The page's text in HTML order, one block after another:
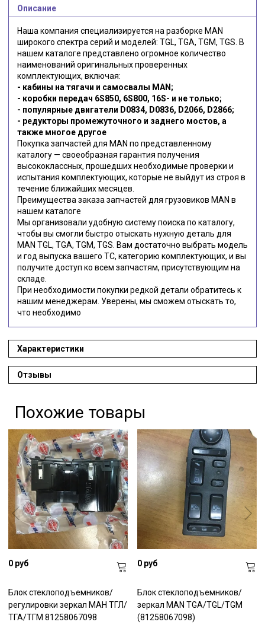
Описание
Наша компания специализируется на разборке MAN
широкого спектра серий и моделей: TGL, TGA, TGM, TGS. В
нашем каталоге представлено огромное количество
наименований оригинальных проверенных
комплектующих, включая:
- кабины на тягачи и самосвалы MAN;
- коробки передач 6S850, 6S800, 16S- и не только;
- популярные двигатели D0834, D0836, D2066, D2866;
- редукторы промежуточного и заднего мостов, а
также многое другое
Покупка запчастей для MAN по представленному
каталогу — своеобразная гарантия получения
высококлассных, прошедших необходимые проверки и
испытания комплектующих, которые не выйдут из строя в
течение ближайших месяцев.
Преимущества заказа запчастей для грузовиков MAN в
нашем каталоге
Мы организовали удобную систему поиска по каталогу,
чтобы вы смогли быстро отыскать нужную деталь для
MAN TGL, TGA, TGM, TGS. Вам достаточно выбрать модель
и год выпуска вашего ТС, категорию комплектующих, и вы
получите доступ ко всем запчастям, присутствующим на
складе.
При необходимости покупки редкой детали обратитесь к
нашим менеджерам. Уверены, мы сможем отыскать то,
что необходимо
Характеристики
Отзывы
Похожие товары
0 руб
Блок стеклоподъемников/
регулировки зеркал МАН ТГЛ/
ТГА/ТГМ 81258067098
0 руб
Блок стеклоподъемников/
зеркал MAN TGA/TGL/TGM
(81258067098)